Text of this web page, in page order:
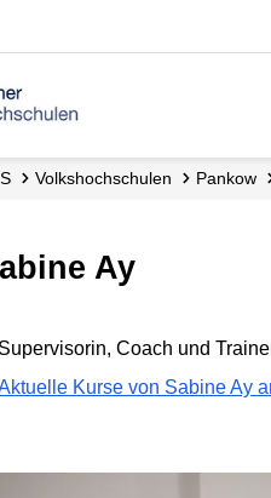
Volks­hochschulen Pankow
Sabine Ay
Supervisorin, Coach und
Kurse von Sabine Ay